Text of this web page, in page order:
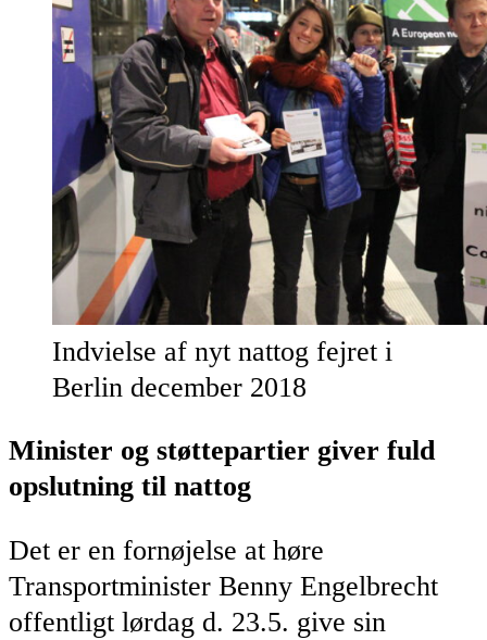
Indvielse af nyt nattog fejret i
Berlin december 2018
Minister og støttepartier giver fuld
opslutning til nattog
Det er en fornøjelse at høre
Transportminister Benny Engelbrecht
offentligt lørdag d. 23.5. give sin